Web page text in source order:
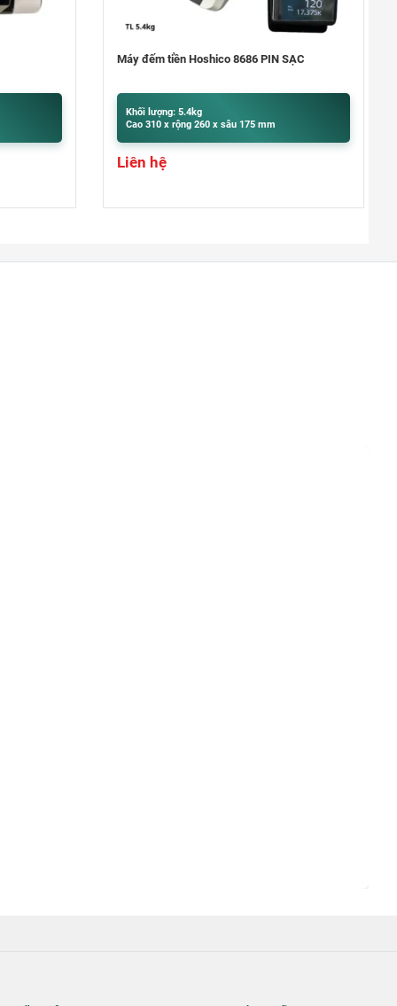
SẠC Máy đếm tiền Hoshico 8686
Khối lượng: 5.4kg
Cao 310 x rộng 260 x sâu 175 mm
Liên hệ